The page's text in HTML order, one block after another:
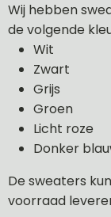
Wij hebben
de volgende
Wit
Zwart
Grijs
Groen
Licht roze
Donker
De sweaters
voorraad